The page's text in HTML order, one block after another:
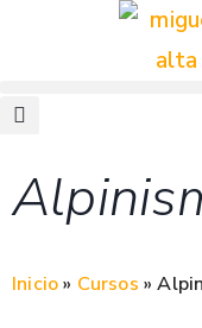
Inicio» Cursos »